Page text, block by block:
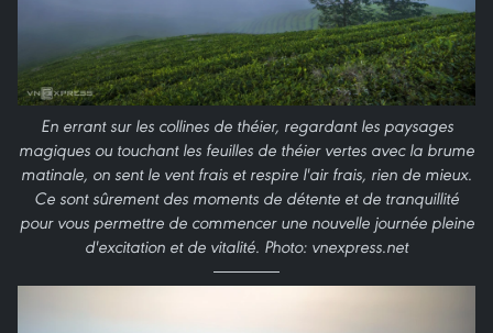
En errant sur les collines de théier, regardant les paysages
magiques ou touchant les feuilles de théier vertes avec la brume
matinale, on sent le vent frais et respire l'air frais, rien de mieux.
Ce sont sûrement des moments de détente et de tranquillité
pour vous permettre de commencer une nouvelle journée pleine
d'excitation et de vitalité. Photo: vnexpress.net